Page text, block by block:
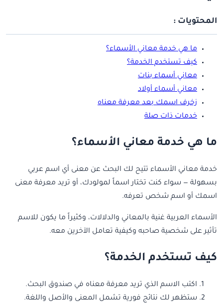
المحتويات :
ما هي خدمة معاني الأسماء؟
كيف تستخدم الخدمة؟
معاني أسماء بنات
معاني أسماء أولاد
زخرف اسمك بعد معرفة معناه
خدمات ذات صلة
ما هي خدمة معاني الأسماء؟
خدمة معاني الأسماء تتيح لك البحث عن معنى أي اسم عربي
بسهولة — سواء كنت تختار اسماً لمولودك، أو تريد معرفة معنى
اسمك أو اسم شخص تعرفه.
الأسماء العربية غنية بالمعاني والدلالات، وكثيراً ما يكون للاسم
تأثير على شخصية صاحبه وكيفية تعامل الآخرين معه.
كيف تستخدم الخدمة؟
اكتب الاسم الذي تريد معرفة معناه في صندوق البحث.
ستظهر لك نتائج فورية تشمل المعنى والأصل واللغة.